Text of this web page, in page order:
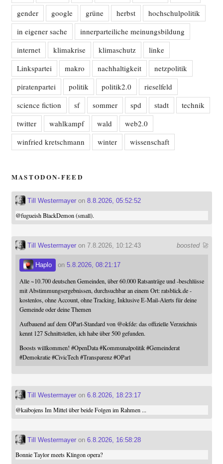
gender google grüne herbst
hochschulpolitik
in eigener sache
innerparteiliche meinungsbildung
internet
klimakrise klimaschutz
linke
Linkspartei
makro nachhaltigkeit
netzpolitik
piratenpartei
politik politik2.0
rieselfeld
science fiction
sf sommer spd stadt
technik
twitter
wahlkampf wald
web2.0
winfried kretschmann
winter wissenschaft
MASTODON-FEED
Till Westermayeron 8.8.2026, 05:52:52
@fugueishBlackDemon (small).
boosted 🚀
Till Westermayeron 7.8.2026, 10:12:43
Haplo on 5.8.2026, 08:21:17
Alle ~10.700 deutschen Gemeinden, über 60.000 Ratsanträge und -beschlüsse
mit Abstimmungsergebnissen, durchsuchbar an einem Ort: ratsblick.de -
kostenlos, ohne Account, ohne Tracking, Inklusive E-Mail-Alerts für deine
Gemeinde oder deine Themen
Aufbauend auf dem OParl-Standard von @okfde: das offizielle Verzeichnis
kennt 127 Schnittstellen, ich habe über 500 gefunden.
Boosts willkommen! #OpenData #Kommunalpolitik #Gemeinderat
#Demokratie #CivicTech #Transparenz #OParl
Till Westermayeron 6.8.2026, 18:23:17
@kaibojensIm Mittel über beide Folgen im Rahmen ...
Till Westermayeron 6.8.2026, 16:58:28
Bonnie Taylor meets Klingon opera?